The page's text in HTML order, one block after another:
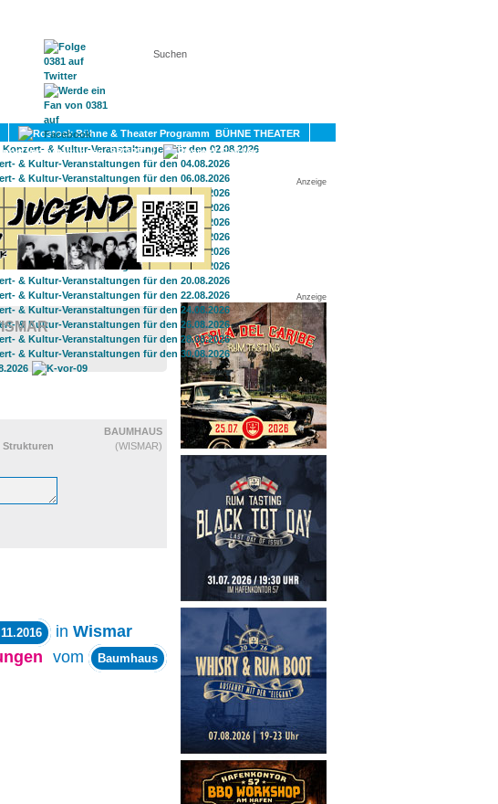
KONTAKT
BÜHNE THEATER
SPORT
Anzeige
Anzeige
BAUMHAUS
(WISMAR)
in Wismar
vom Baumhaus